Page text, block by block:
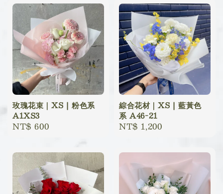
玫瑰花束｜XS | 粉色系
A1XS3
Regular
NT$ 600
綜合花材｜XS | 藍黃色
系 A46-21
Regular
NT$ 1,200